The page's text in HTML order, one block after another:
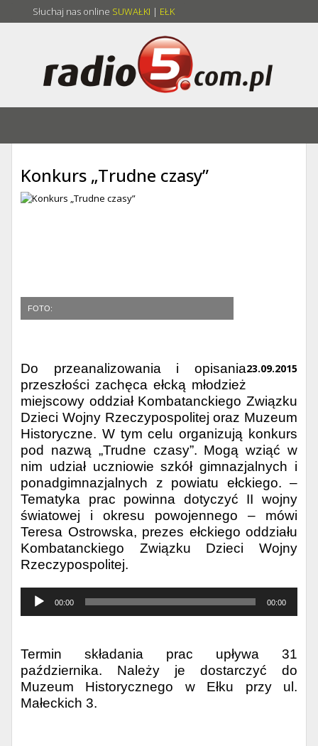
Słuchaj nas online SUWAŁKI | EŁK
Konkurs „Trudne czasy”
FOTO:
23.09.2015
Do przeanalizowania i opisania
przeszłości zachęca ełcką młodzież
miejscowy oddział Kombatanckiego Związku
Dzieci Wojny Rzeczypospolitej oraz Muzeum
Historyczne. W tym celu organizują konkurs
pod nazwą „Trudne czasy”. Mogą wziąć w
nim udział uczniowie szkół gimnazjalnych i
ponadgimnazjalnych z powiatu ełckiego. –
Tematyka prac powinna dotyczyć II wojny
światowej i okresu powojennego – mówi
Teresa Ostrowska, prezes ełckiego oddziału
Kombatanckiego Związku Dzieci Wojny
Rzeczypospolitej.
Odtwarzacz
muzyki
00:00 00:00
Termin składania prac upływa 31
października. Należy je dostarczyć do
Muzeum Historycznego w Ełku przy ul.
Małeckich 3.